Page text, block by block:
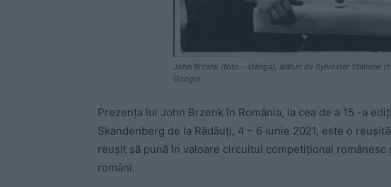
John Brzenk (foto – stânga), alături de Sylvester Stallone
Google
Prezența lui John Brzenk în România, la cea de a 15 -a
Skandenberg de la Rădăuți, 4 – 6 iunie 2021, este o
reușit să pună în valoare circuitul competițional
români.